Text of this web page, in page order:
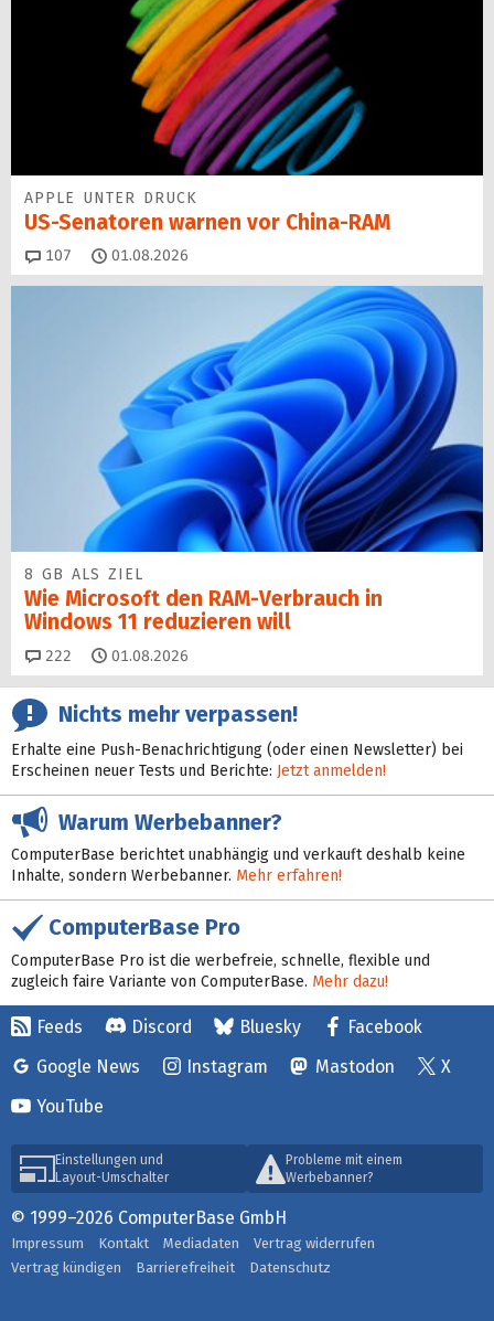
APPLE UNTER DRUCK
US-Senatoren warnen vor China-RAM
107 Kommentare
01.08.2026
8 GB ALS ZIEL
Wie Microsoft den RAM-Verbrauch in
Windows 11 reduzieren will
222 Kommentare
01.08.2026
Nichts mehr verpassen!
Erhalte eine Push-Benachrichtigung (oder einen Newsletter) bei
Erscheinen neuer Tests und Berichte: Jetzt anmelden!
Warum Werbebanner?
ComputerBase berichtet unabhängig und verkauft deshalb keine
Inhalte, sondern Werbebanner. Mehr erfahren!
ComputerBase Pro
ComputerBase Pro ist die werbefreie, schnelle, flexible und
zugleich faire Variante von ComputerBase. Mehr dazu!
Feeds Discord Bluesky
Facebook
Google News
Instagram Mastodon
X
YouTube
Einstellungen und
Layout-Umschalter
Probleme mit einem
Werbebanner?
© 1999–2026 ComputerBase GmbH
Impressum Kontakt Mediadaten
Vertrag widerrufen
Vertrag kündigen
Barrierefreiheit Datenschutz